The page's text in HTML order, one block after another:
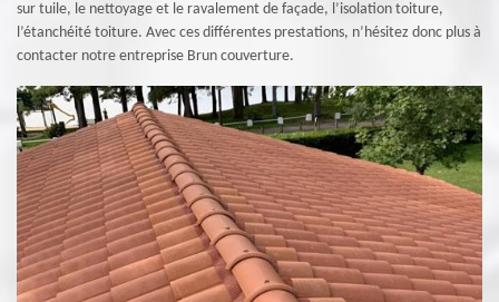
sur tuile, le nettoyage et le ravalement de façade, l’isolation toiture,
l’étanchéité toiture. Avec ces différentes prestations, n’hésitez donc plus à
contacter notre entreprise Brun couverture.